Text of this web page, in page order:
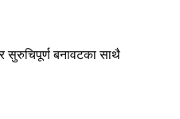
सुरुचिपूर्ण बनावटका साथै